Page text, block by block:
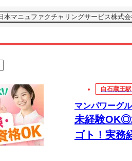
本マニュファクチャリングサービス株式
白石蔵王駅
マンパワーグ
未経験
ゴト！実務